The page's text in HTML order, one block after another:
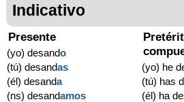
Indicativo
Presente
(yo) desando
(tú) desandas
(él) desanda
(ns) desandamos
(yo) he
(tú) has
(él) ha